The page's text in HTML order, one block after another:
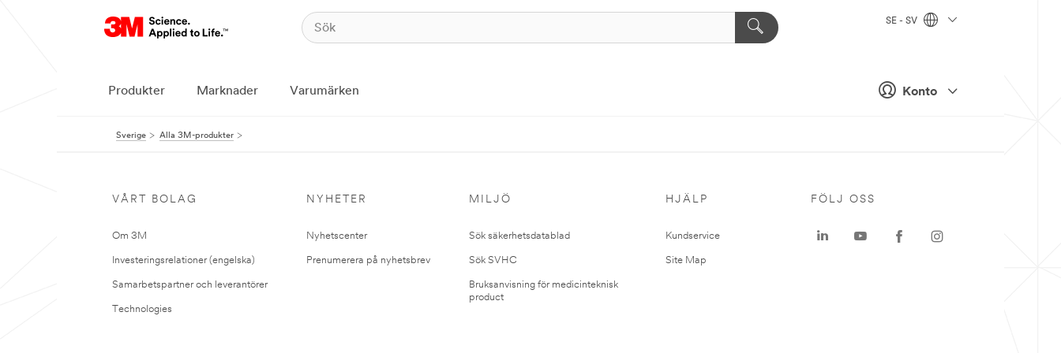
Konto
SE - SV
Produkter Marknader Varumärken
Sverige Alla 3M-produkter
VÅRT BOLAG
Om 3M
Investeringsrelationer (engelska)
Samarbetspartner och leverantörer
Technologies
NYHETER
Nyhetscenter
Prenumerera på nyhetsbrev
MILJÖ
Sök säkerhetsdatablad
Sök SVHC
Bruksanvisning för medicinteknisk
product
HJÄLP
Kundservice
Site Map
FÖLJ OSS